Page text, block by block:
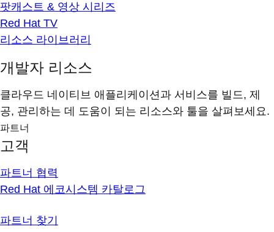
팟캐스트 & 영상 시리즈
Red Hat TV
리소스 라이브러리
개발자 리소스
클라우드 네이티브 애플리케이션과 서비스를 빌드, 제
공, 관리하는 데 도움이 되는 리소스와 툴을 살펴보세요.
파트너
고객
파트너 협력
Red Hat 에코시스템 카탈로그
파트너 찾기